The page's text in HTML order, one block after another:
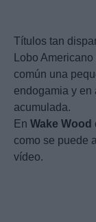
Títulos tan
Lobo
común una
endogamia y en
acumulada.
En Wake Wood
como se puede
vídeo.